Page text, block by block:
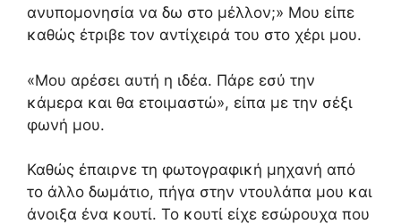
ανυπομονησία να δω στο μέλλον;» Μου είπε
καθώς έτριβε τον αντίχειρά του στο χέρι μου.
«Μου αρέσει αυτή η ιδέα. Πάρε εσύ την
κάμερα και θα ετοιμαστώ», είπα με την σέξι
φωνή μου.
Καθώς έπαιρνε τη φωτογραφική μηχανή από
το άλλο δωμάτιο, πήγα στην ντουλάπα μου και
άνοιξα ένα κουτί. Το κουτί είχε εσώρουχα που